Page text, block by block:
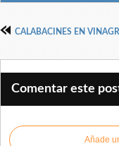
CALABACINES EN
Comentar este
Añade